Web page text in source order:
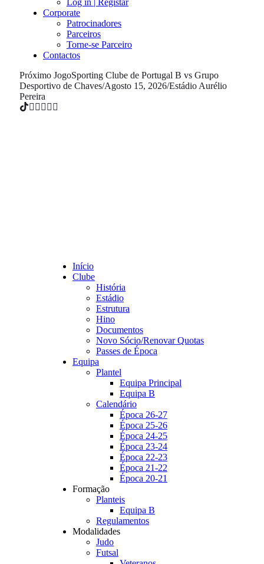
Log in | Registar
Corporate
Patrocinadores
Parceiros
Torne-se Parceiro
Contactos
Próximo JogoSporting Clube de Portugal B vs Grupo
Desportivo de Chaves/Agosto 15, 2026/Estádio Aurélio
Pereira
Início
Clube
História
Estádio
Estrutura
Hino
Documentos
Novo Sócio/Renovar Quotas
Passes de Época
Equipa
Plantel
Equipa Principal
Equipa B
Calendário
Época 26-27
Época 25-26
Época 24-25
Época 23-24
Época 22-23
Época 21-22
Época 20-21
Formação
Planteis
Equipa B
Regulamentos
Modalidades
Judo
Futsal